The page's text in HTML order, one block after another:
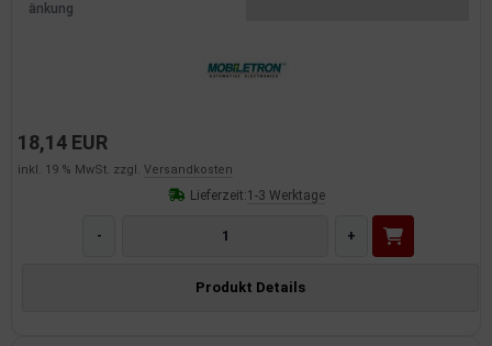
änkung
18,14 EUR
inkl. 19 % MwSt. zzgl. Versandkosten
Lieferzeit:1-3 Werktage
- +
Produkt Details